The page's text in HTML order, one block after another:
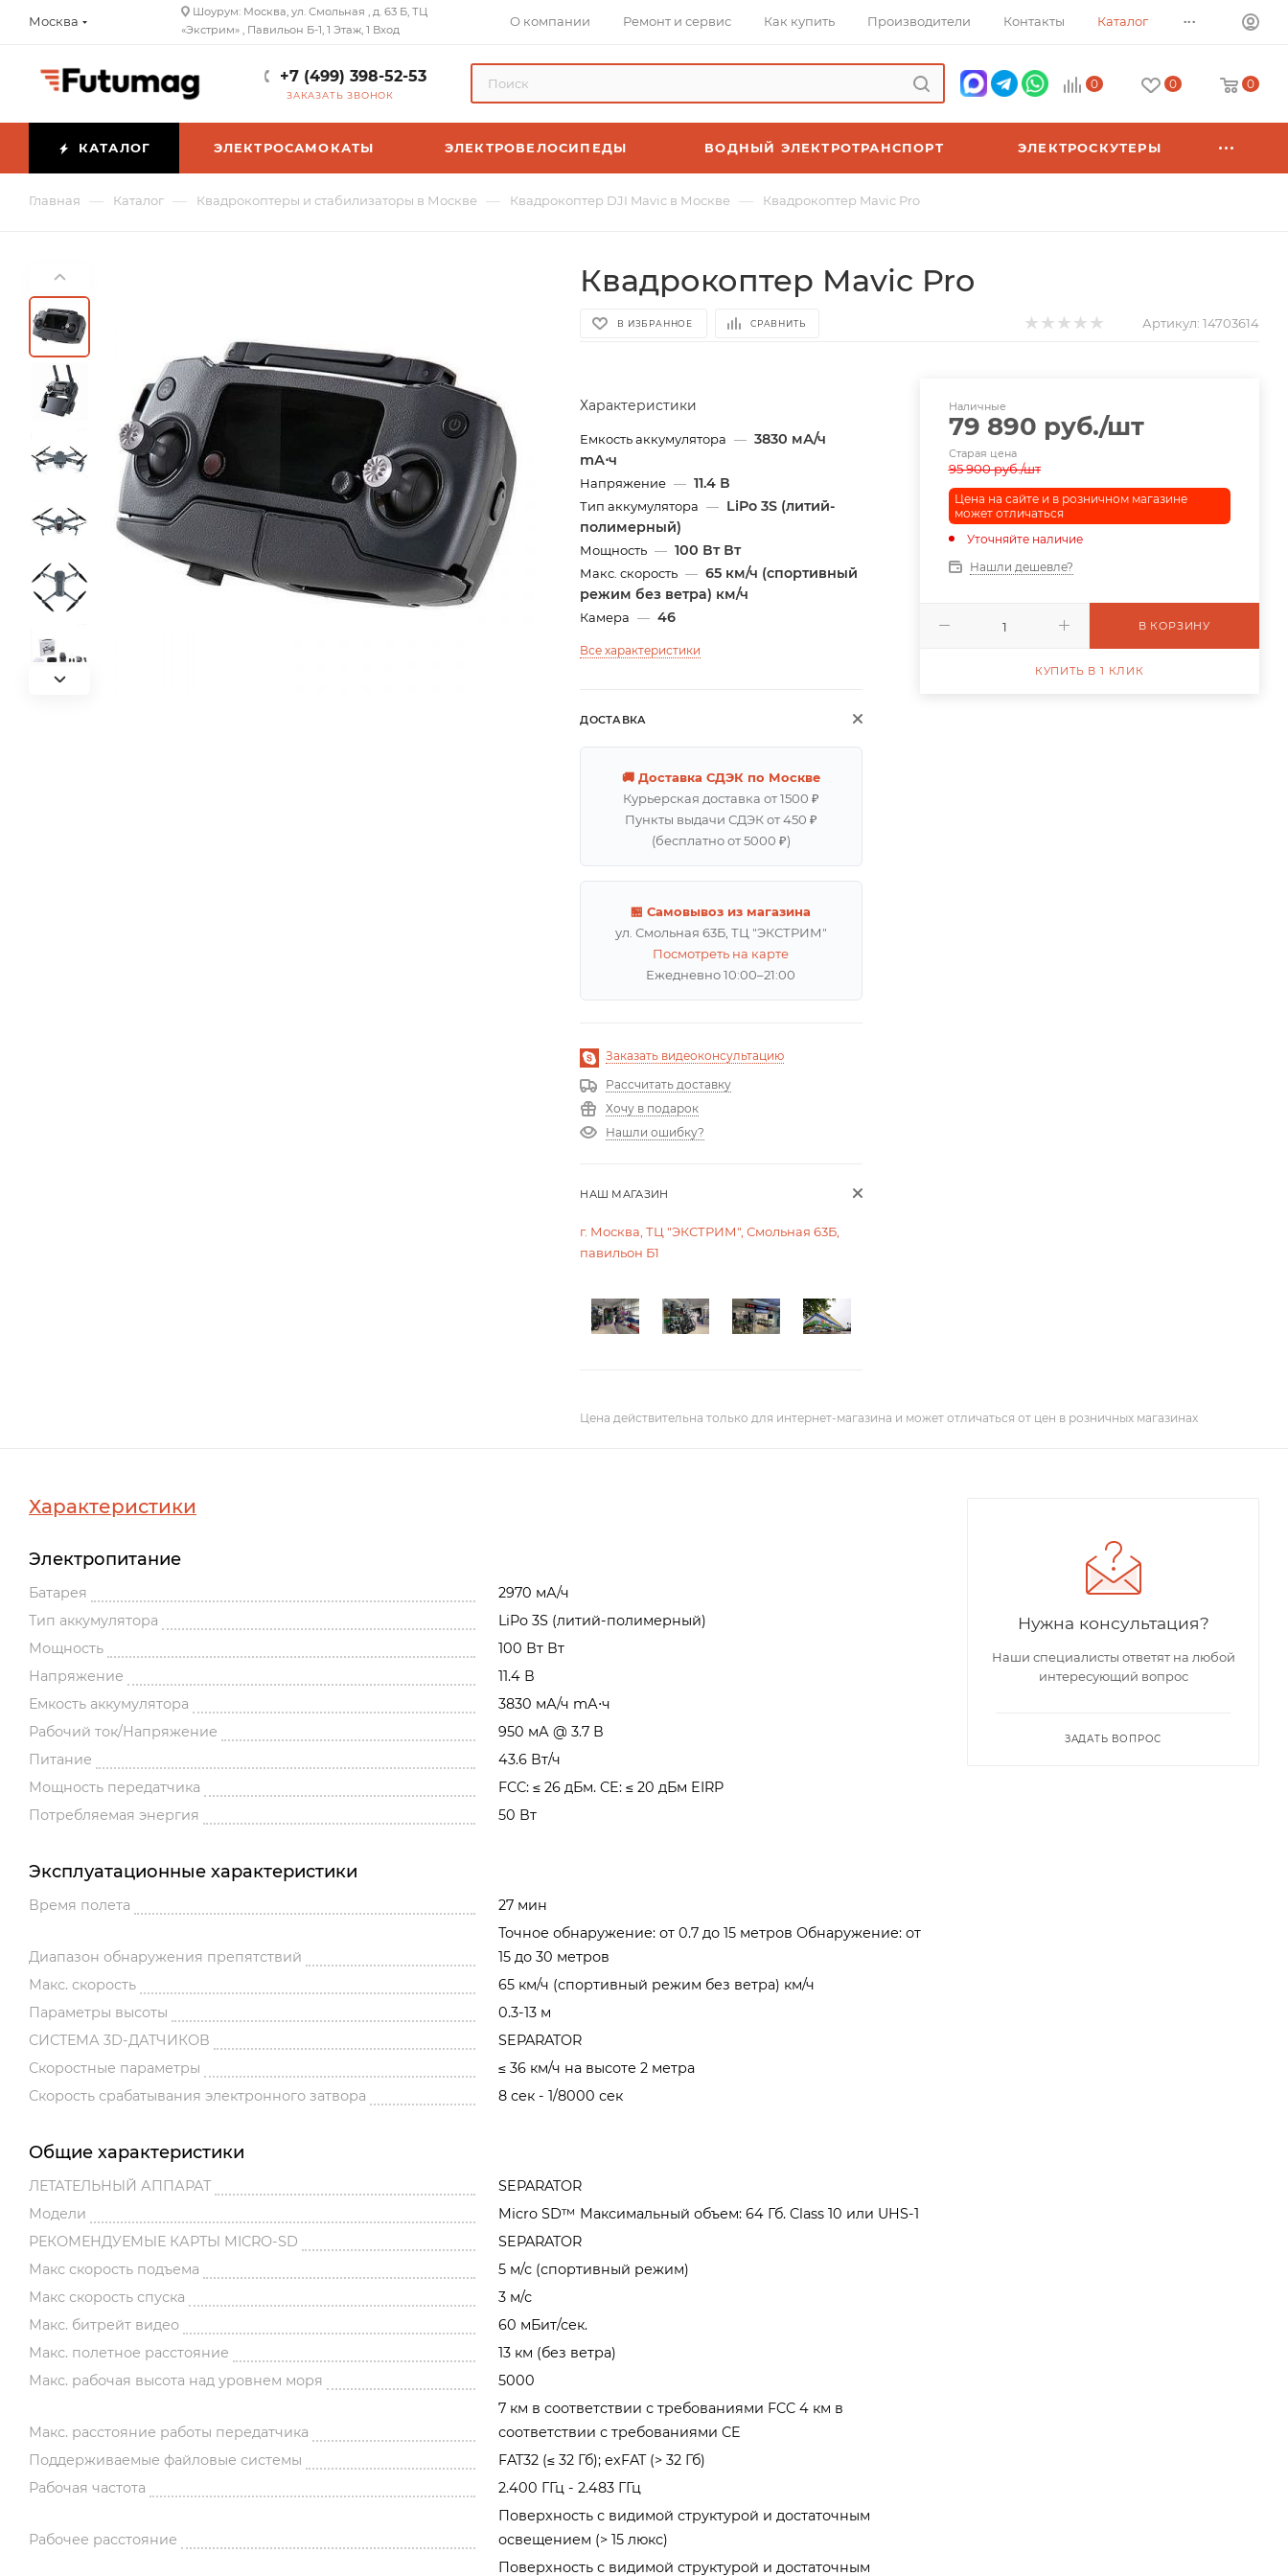
Москва
Шоурум: Москва, ул. Смольная , д. 63 Б, ТЦ
«Экстрим» , Павильон Б-1, 1 Этаж, 1 Вход
О компании Ремонт и сервис Как купить Производители Контакты Каталог ...
+7 (499) 398-52-53
ЗАКАЗАТЬ ЗВОНОК
0 0 0
КАТАЛОГ ЭЛЕКТРОСАМОКАТЫ ЭЛЕКТРОВЕЛОСИПЕДЫ ВОДНЫЙ ЭЛЕКТРОТРАНСПОРТ ЭЛЕКТРОСКУТЕРЫ
Главная — Каталог — Квадрокоптеры и стабилизаторы в Москве — Квадрокоптер DJI Mavic в Москве — Квадрокоптер Mavic Pro
Квадрокоптер Mavic Pro
В ИЗБРАННОЕ СРАВНИТЬ Артикул: 14703614
Характеристики
Емкость аккумулятора — 3830 мА/ч
mА⋅ч
Напряжение — 11.4 В
Тип аккумулятора — LiPo 3S (литий-
полимерный)
Мощность — 100 Вт Вт
Макс. скорость — 65 км/ч (спортивный
режим без ветра) км/ч
Камера — 46
Все характеристики
ДОСТАВКА
🚚 Доставка СДЭК по Москве
Курьерская доставка от 1500 ₽
Пункты выдачи СДЭК от 450 ₽
(бесплатно от 5000 ₽)
🏪 Самовывоз из магазина
ул. Смольная 63Б, ТЦ "ЭКСТРИМ"
Посмотреть на карте
Ежедневно 10:00–21:00
Заказать видеоконсультацию
Рассчитать доставку
Хочу в подарок
Нашли ошибку?
НАШ МАГАЗИН
г. Москва, ТЦ "ЭКСТРИМ", Смольная 63Б,
павильон Б1
Наличные
79 890 руб./шт
Старая цена
95 900руб./шт
Цена на сайте и в розничном магазине
может отличаться
Уточняйте наличие
Нашли дешевле?
В КОРЗИНУ
КУПИТЬ В 1 КЛИК
Цена действительна только для интернет-магазина и может отличаться от цен в розничных магазинах
Характеристики
Электропитание
Батарея
2970 мА/ч
Тип аккумулятора
LiPo 3S (литий-полимерный)
Мощность
100 Вт Вт
Напряжение
11.4 В
Емкость аккумулятора
3830 мА/ч mА⋅ч
Рабочий ток/Напряжение
950 мА @ 3.7 В
Питание
43.6 Вт/ч
Мощность передатчика
FCC: ≤ 26 дБм. CE: ≤ 20 дБм EIRP
Потребляемая энергия
50 Вт
Эксплуатационные характеристики
Время полета 27 мин
Диапазон обнаружения препятствий
Точное обнаружение: от 0.7 до 15 метров Обнаружение: от
15 до 30 метров
Макс. скорость
65 км/ч (спортивный режим без ветра) км/ч
Параметры высоты
0.3-13 м
СИСТЕМА 3D-ДАТЧИКОВ
SEPARATOR
Скоростные параметры
≤ 36 км/ч на высоте 2 метра
Скорость срабатывания электронного затвора
8 сек - 1/8000 сек
Общие характеристики
ЛЕТАТЕЛЬНЫЙ АППАРАТ
SEPARATOR
Модели
Micro SD™ Максимальный объем: 64 Гб. Class 10 или UHS-1
РЕКОМЕНДУЕМЫЕ КАРТЫ MICRO-SD
SEPARATOR
Макс скорость подъема
5 м/с (спортивный режим)
Макс скорость спуска
3 м/с
Макс. битрейт видео
60 мБит/сек.
Макс. полетное расстояние
13 км (без ветра)
Макс. рабочая высота над уровнем моря
5000
Макс. расстояние работы передатчика
7 км в соответствии с требованиями FCC 4 км в
соответствии с требованиями CE
Поддерживаемые файловые системы
FAT32 (≤ 32 Гб); exFAT (> 32 Гб)
Рабочая частота
2.400 ГГц - 2.483 ГГц
Рабочее расстояние
Поверхность с видимой структурой и достаточным
освещением (> 15 люкс)
Поверхность с видимой структурой и достаточным
Нужна консультация?
Наши специалисты ответят на любой
интересующий вопрос
ЗАДАТЬ ВОПРОС